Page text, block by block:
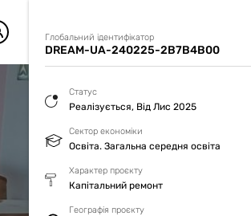
Глобальний ідентифікатор
DREAM-UA-240225-2B7B4B00
Статус
Реалізується, Від Лис 2025
Сектор економіки
Освіта. Загальна середня освіта
Характер проєкту
Капітальний ремонт
Географія проєкту